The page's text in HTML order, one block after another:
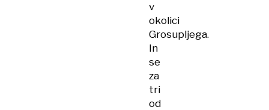
v
okolici
Grosupljega.
In
se
za
tri
od